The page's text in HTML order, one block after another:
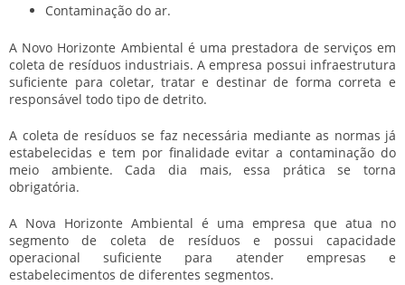
Contaminação do ar.
A Novo Horizonte Ambiental é uma prestadora de serviços em
coleta de resíduos industriais. A empresa possui infraestrutura
suficiente para coletar, tratar e destinar de forma correta e
responsável todo tipo de detrito.
A coleta de resíduos se faz necessária mediante as normas já
estabelecidas e tem por finalidade evitar a contaminação do
meio ambiente. Cada dia mais, essa prática se torna
obrigatória.
A Nova Horizonte Ambiental é uma empresa que atua no
segmento de coleta de resíduos e possui capacidade
operacional suficiente para atender empresas e
estabelecimentos de diferentes segmentos.